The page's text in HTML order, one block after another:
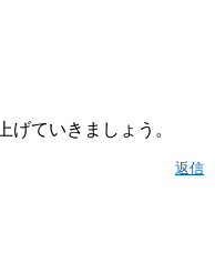
げていきましょう。
返信